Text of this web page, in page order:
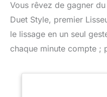
Vous rêvez de gagner
Duet Style, premier
le lissage en un seul
chaque minute compte ;